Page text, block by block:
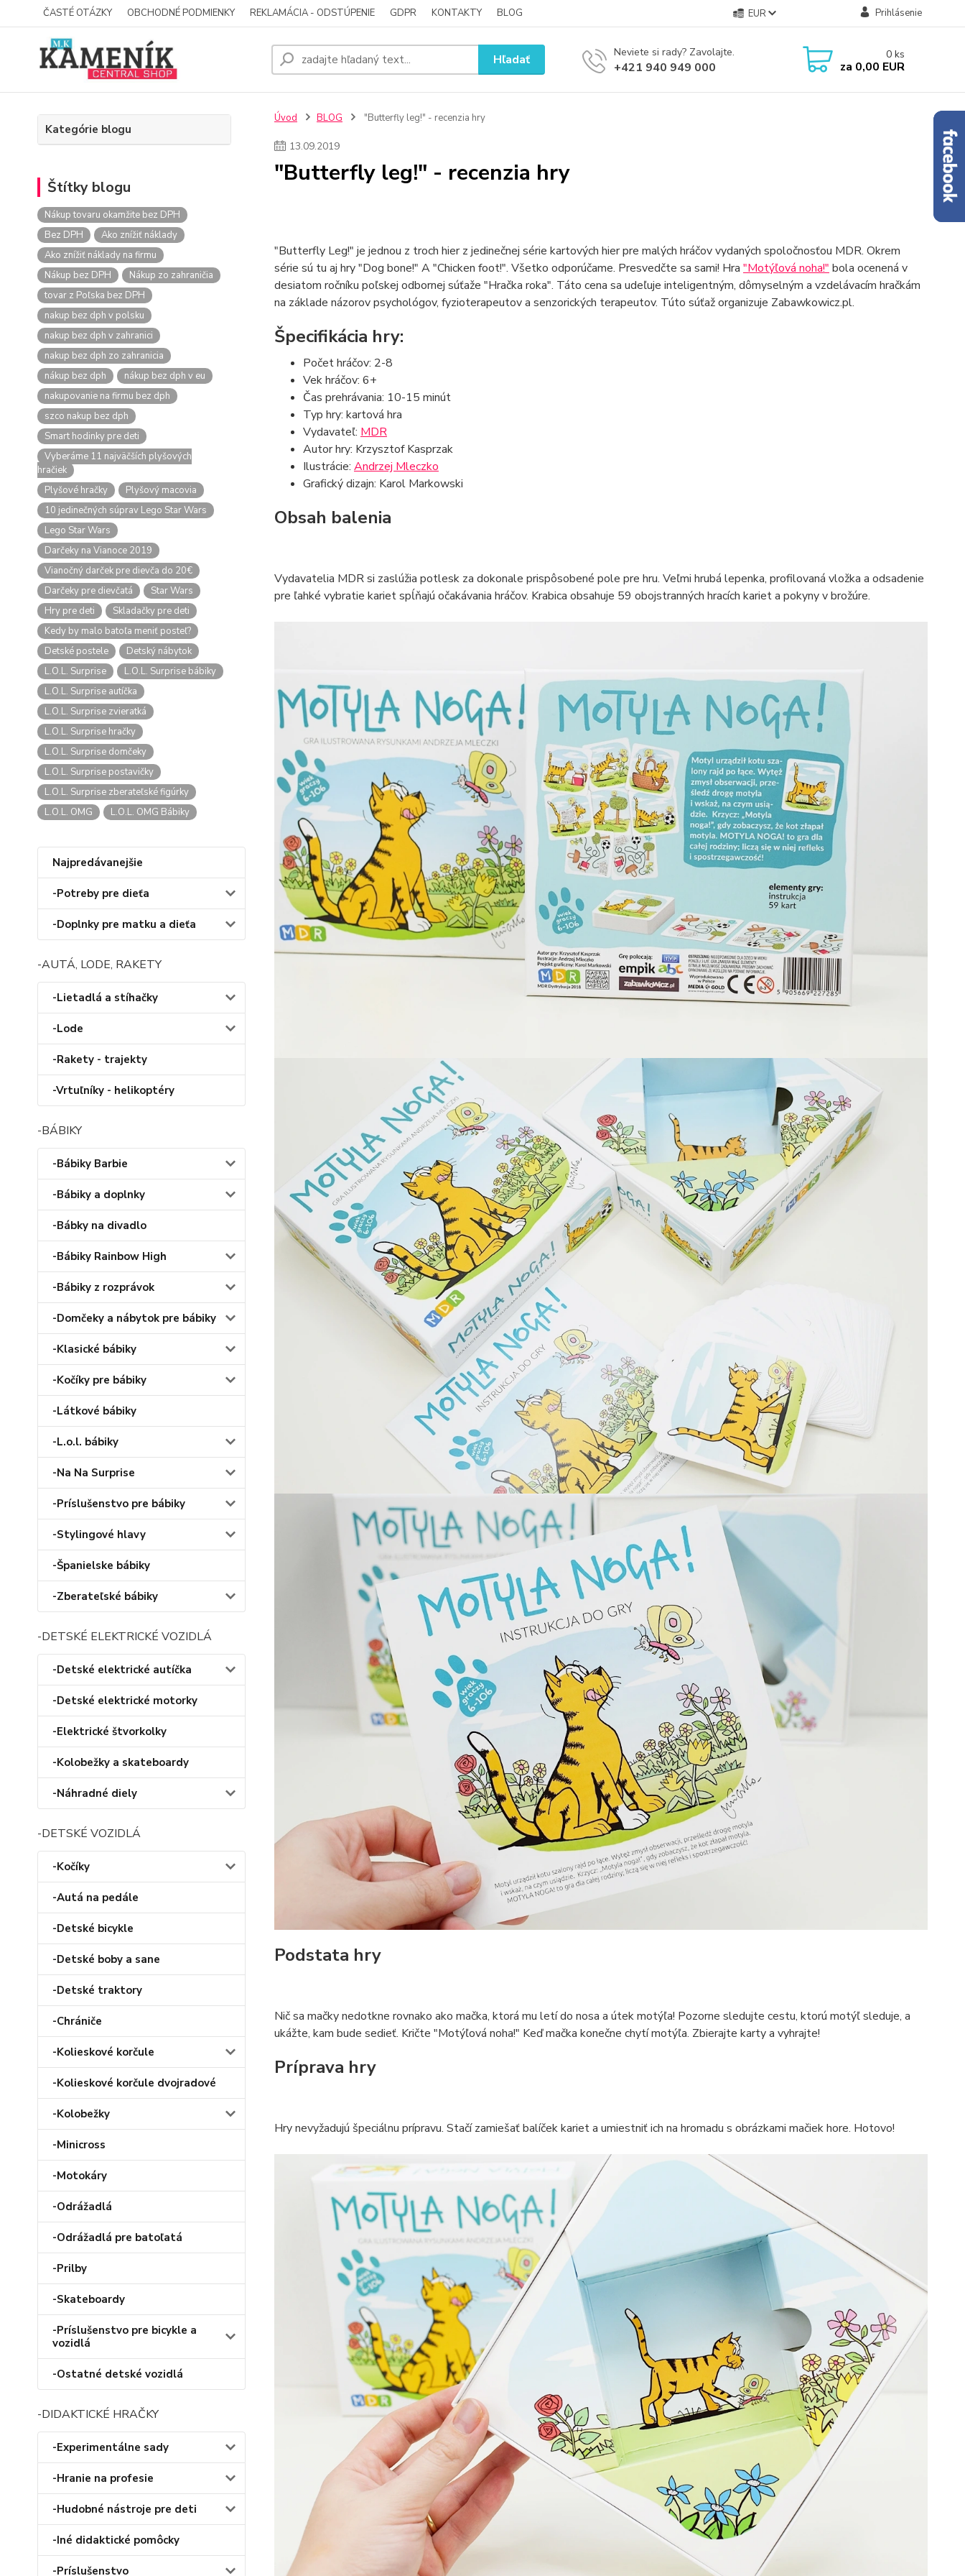
ČASTÉ OTÁZKY OBCHODNÉ PODMIENKY REKLAMÁCIA - ODSTÚPENIE GDPR KONTAKTY BLOG EUR Prihlásenie
Hľadať Neviete si rady? Zavolajte.
+421 940 949 000
0 ks
za 0,00 EUR
Kategórie blogu
Štítky blogu
Nákup tovaru okamžite bez DPH
Bez DPH
Ako znížiť náklady
Ako znížiť náklady na firmu
Nákup bez DPH
Nákup zo zahraničia
tovar z Poľska bez DPH
nakup bez dph v polsku
nakup bez dph v zahranici
nakup bez dph zo zahranicia
nákup bez dph
nákup bez dph v eu
nakupovanie na firmu bez dph
szco nakup bez dph
Smart hodinky pre deti
Vyberáme 11 najväčších plyšových
hračiek
Plyšové hračky
Plyšový macovia
10 jedinečných súprav Lego Star Wars
Lego Star Wars
Darčeky na Vianoce 2019
Vianočný darček pre dievča do 20€
Darčeky pre dievčatá
Star Wars
Hry pre deti
Skladačky pre deti
Kedy by malo batoľa meniť posteľ?
Detské postele
Detský nábytok
L.O.L. Surprise
L.O.L. Surprise bábiky
L.O.L. Surprise autíčka
L.O.L. Surprise zvieratká
L.O.L. Surprise hračky
L.O.L. Surprise domčeky
L.O.L. Surprise postavičky
L.O.L. Surprise zberateľské figúrky
L.O.L. OMG
L.O.L. OMG Bábiky
Najpredávanejšie
-Potreby pre dieťa
-Doplnky pre matku a dieťa
-AUTÁ, LODE, RAKETY
-Lietadlá a stíhačky
-Lode
-Rakety - trajekty
-Vrtuľníky - helikoptéry
-BÁBIKY
-Bábiky Barbie
-Bábiky a doplnky
-Bábky na divadlo
-Bábiky Rainbow High
-Bábiky z rozprávok
-Domčeky a nábytok pre bábiky
-Klasické bábiky
-Kočíky pre bábiky
-Látkové bábiky
-L.o.l. bábiky
-Na Na Surprise
-Príslušenstvo pre bábiky
-Stylingové hlavy
-Španielske bábiky
-Zberateľské bábiky
-DETSKÉ ELEKTRICKÉ VOZIDLÁ
-Detské elektrické autíčka
-Detské elektrické motorky
-Elektrické štvorkolky
-Kolobežky a skateboardy
-Náhradné diely
-DETSKÉ VOZIDLÁ
-Kočíky
-Autá na pedále
-Detské bicykle
-Detské boby a sane
-Detské traktory
-Chrániče
-Kolieskové korčule
-Kolieskové korčule dvojradové
-Kolobežky
-Minicross
-Motokáry
-Odrážadlá
-Odrážadlá pre batoľatá
-Prilby
-Skateboardy
-Príslušenstvo pre bicykle a
vozidlá
-Ostatné detské vozidlá
-DIDAKTICKÉ HRAČKY
-Experimentálne sady
-Hranie na profesie
-Hudobné nástroje pre deti
-Iné didaktické pomôcky
-Príslušenstvo
Úvod BLOG "Butterfly leg!" - recenzia hry
13.09.2019
"Butterfly leg!" - recenzia hry
"Butterfly Leg!" je jednou z troch hier z jedinečnej série kartových hier pre malých hráčov vydaných spoločnosťou MDR. Okrem
série sú tu aj hry "Dog bone!" A "Chicken foot!". Všetko odporúčame. Presvedčte sa sami! Hra "Motýľová noha!" bola ocenená v
desiatom ročníku poľskej odbornej súťaže "Hračka roka". Táto cena sa udeľuje inteligentným, dômyselným a vzdelávacím hračkám
na základe názorov psychológov, fyzioterapeutov a senzorických terapeutov. Túto súťaž organizuje Zabawkowicz.pl.
Špecifikácia hry:
Počet hráčov: 2-8
Vek hráčov: 6+
Čas prehrávania: 10-15 minút
Typ hry: kartová hra
Vydavateľ: MDR
Autor hry: Krzysztof Kasprzak
Ilustrácie: Andrzej Mleczko
Grafický dizajn: Karol Markowski
Obsah balenia
Vydavatelia MDR si zaslúžia potlesk za dokonale prispôsobené pole pre hru. Veľmi hrubá lepenka, profilovaná vložka a odsadenie
pre ľahké vybratie kariet spĺňajú očakávania hráčov. Krabica obsahuje 59 obojstranných hracích kariet a pokyny v brožúre.
Podstata hry
Nič sa mačky nedotkne rovnako ako mačka, ktorá mu letí do nosa a útek motýľa! Pozorne sledujte cestu, ktorú motýľ sleduje, a
ukážte, kam bude sedieť. Kričte "Motýľová noha!" Keď mačka konečne chytí motýľa. Zbierajte karty a vyhrajte!
Príprava hry
Hry nevyžadujú špeciálnu prípravu. Stačí zamiešať balíček kariet a umiestniť ich na hromadu s obrázkami mačiek hore. Hotovo!